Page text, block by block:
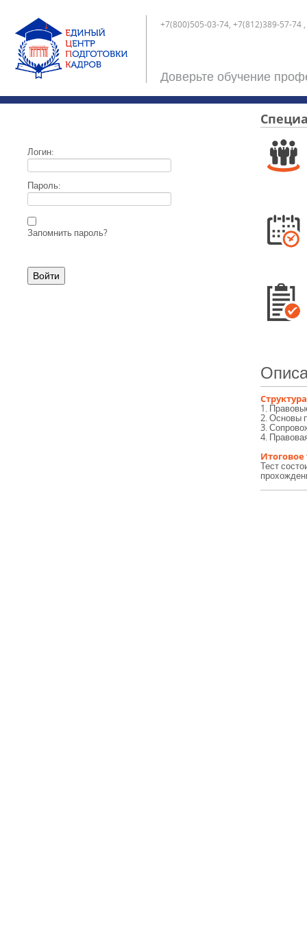
+7(800)505-03-74, +7(812)389-57-74
Доверьте обучение
Логин:
Пароль:
Запомнить пароль?
1.
2. Основы
3.
4.
Тест